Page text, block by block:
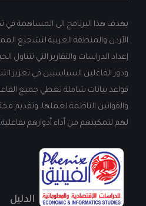
يهدف هذا البرنامج الى المساهمة في
الأردن والمنطقة العربية لتشجيع
إعداد الدراسات والتقارير التي تتناول
ودور الفاعلين السياسيين في تعزيز
قواعد بيانات شاملة تغطي جميع
والقوانين الناظمة لعملها، وتقديم
لهم لتمكينهم من أداء أدوارهم بفاعلية.
الدليل